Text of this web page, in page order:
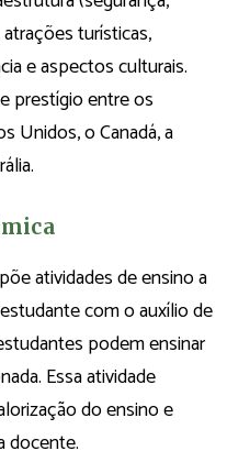
turísticas,
e aspectos culturais.
prestígio entre os
Unidos, o Canadá, a
atividades de ensino a
com o auxílio de
podem ensinar
Essa atividade
do ensino e
docente.